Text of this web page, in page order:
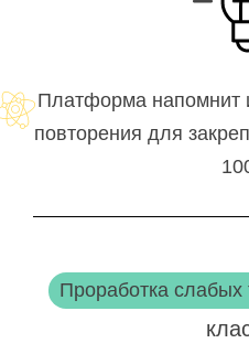
Платформа напомнит
повторения для
Проработка слабых